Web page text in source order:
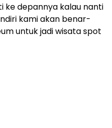
ke depannya kalau nanti
kami akan benar-
untuk jadi wisata spot